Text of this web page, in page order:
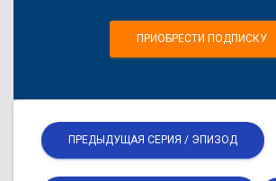
ПРИОБРЕСТИ ПОДПИСКУ
ПРЕДЫДУЩАЯ СЕРИЯ / ЭПИЗОД